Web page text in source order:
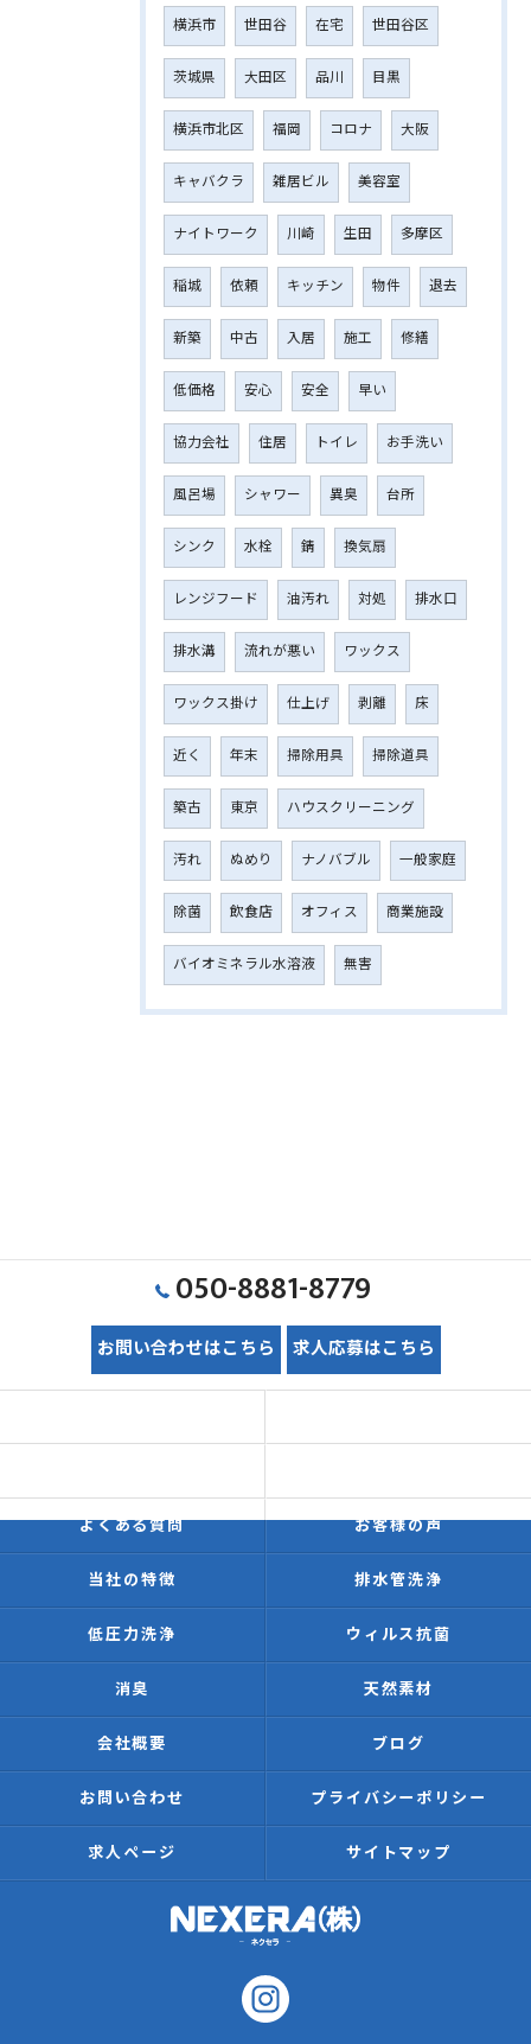
横浜市 世田谷 在宅 世田谷区
茨城県 大田区 品川 目黒
横浜市北区 福岡 コロナ 大阪
キャバクラ 雑居ビル 美容室
ナイトワーク 川崎 生田 多摩区
稲城 依頼 キッチン 物件 退去
新築 中古 入居 施工 修繕
低価格 安心 安全 早い
協力会社 住居 トイレ お手洗い
風呂場 シャワー 異臭 台所
シンク 水栓 錆 換気扇
レンジフード 油汚れ 対処 排水口
排水溝 流れが悪い ワックス
ワックス掛け 仕上げ 剥離 床
近く 年末 掃除用具 掃除道具
築古 東京 ハウスクリーニング
汚れ ぬめり ナノバブル 一般家庭
除菌 飲食店 オフィス 商業施設
バイオミネラル水溶液 無害
050-8881-8779
お問い合わせはこちら 求人応募はこちら
よくある質問 お客様の声
当社の特徴 排水管洗浄
低圧力洗浄 ウィルス抗菌
消臭 天然素材
会社概要 ブログ
お問い合わせ プライバシーポリシー
求人ページ サイトマップ